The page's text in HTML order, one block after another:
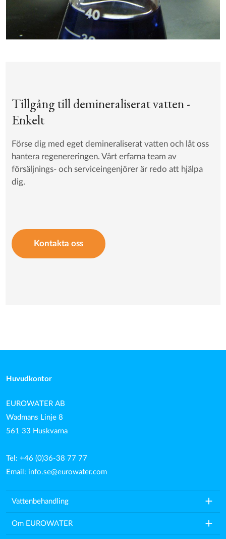
Tillgång till demineraliserat vatten -
Enkelt
Förse dig med eget demineraliserat vatten och låt oss
hantera regenereringen. Vårt erfarna team av
försäljnings- och serviceingenjörer är redo att hjälpa
dig.
Kontakta oss
Huvudkontor
EUROWATER AB
Wadmans Linje 8
561 33 Huskvarna
Tel: +46 (0)36-38 77 77
Email: info.se@eurowater.com
Vattenbehandling add
Om EUROWATER add